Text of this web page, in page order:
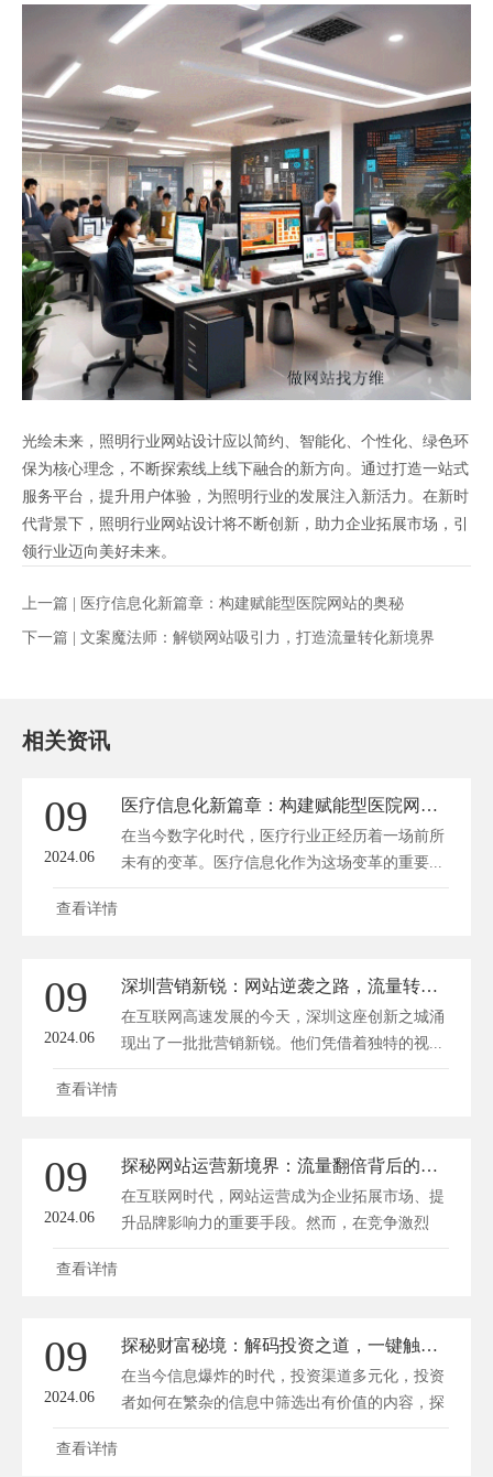
光绘未来，照明行业网站设计应以简约、智能化、个性化、绿色环
保为核心理念，不断探索线上线下融合的新方向。通过打造一站式
服务平台，提升用户体验，为照明行业的发展注入新活力。在新时
代背景下，照明行业网站设计将不断创新，助力企业拓展市场，引
领行业迈向美好未来。
上一篇 | 医疗信息化新篇章：构建赋能型医院网站的奥秘
下一篇 | 文案魔法师：解锁网站吸引力，打造流量转化新境界
相关资讯
09
2024.06
医疗信息化新篇章：构建赋能型医院网站的奥秘
在当今数字化时代，医疗行业正经历着一场前所
未有的变革。医疗信息化作为这场变革的重要...
查看详情
09
2024.06
深圳营销新锐：网站逆袭之路，流量转化秘籍！
在互联网高速发展的今天，深圳这座创新之城涌
现出了一批批营销新锐。他们凭借着独特的视...
查看详情
09
2024.06
探秘网站运营新境界：流量翻倍背后的秘密攻略
在互联网时代，网站运营成为企业拓展市场、提
升品牌影响力的重要手段。然而，在竞争激烈
的...
查看详情
09
2024.06
探秘财富秘境：解码投资之道，一键触达财富网站精髓
在当今信息爆炸的时代，投资渠道多元化，投资
者如何在繁杂的信息中筛选出有价值的内容，探
寻...
查看详情